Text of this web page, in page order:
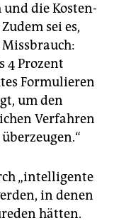
die Kosten-
sei es,
4 Prozent
Formulieren
um den
Verfahren
„intelligente
in denen
hätten.